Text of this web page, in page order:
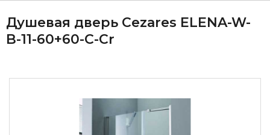
Душевая дверь Cezares ELENA-W-
B-11-60+60-C-Cr